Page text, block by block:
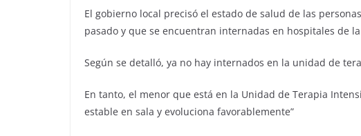
El gobierno local precisó el estado de salud de las
pasado y que se encuentran internadas en hospitales de
Según se detalló, ya no hay internados en la unidad de
En tanto, el menor que está en la Unidad de Terapia
estable en sala y evoluciona favorablemente”